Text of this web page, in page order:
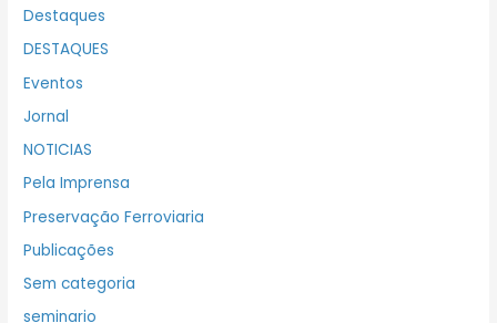
Destaques
DESTAQUES
Eventos
Jornal
NOTICIAS
Pela Imprensa
Preservação Ferroviaria
Publicações
Sem categoria
seminario